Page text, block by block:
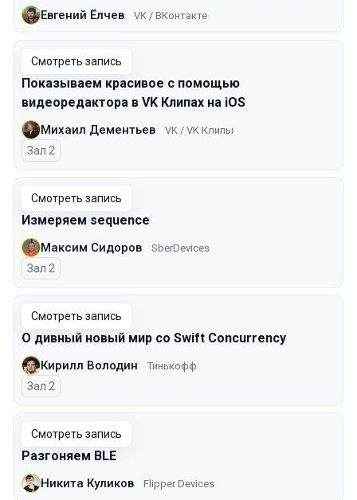
Евгений Ёлчев VK / ВКонтакте
Смотреть запись
Показываем красивое с помощью
видеоредактора в VK Клипах на iOS
Михаил Дементьев VK / VK Клипы
Зал 2
Смотреть запись
Измеряем sequence
Максим Сидоров SberDevices
Зал 2
Смотреть запись
О дивный новый мир со Swift Concurrency
Кирилл Володин Тинькофф
Зал 2
Смотреть запись
Разгоняем BLE
Никита Куликов Flipper Devices